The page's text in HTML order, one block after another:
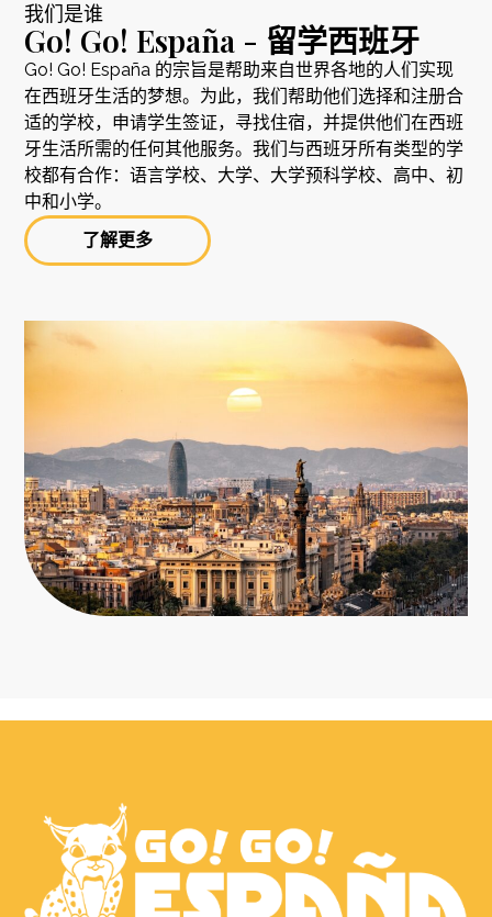
我们是谁
Go! Go! España - 留学西班牙
Go! Go! España 的宗旨是帮助来自世界各地的人们实现
在西班牙生活的梦想。为此，我们帮助他们选择和注册合
适的学校，申请学生签证，寻找住宿，并提供他们在西班
牙生活所需的任何其他服务。我们与西班牙所有类型的学
校都有合作：语言学校、大学、大学预科学校、高中、初
中和小学。
了解更多